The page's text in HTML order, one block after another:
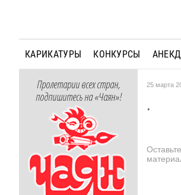
КАРИКАТУРЫ КОНКУРСЫ
Пролетарии всех стран,
подпишитесь на «Чаян»!
25 марта
.